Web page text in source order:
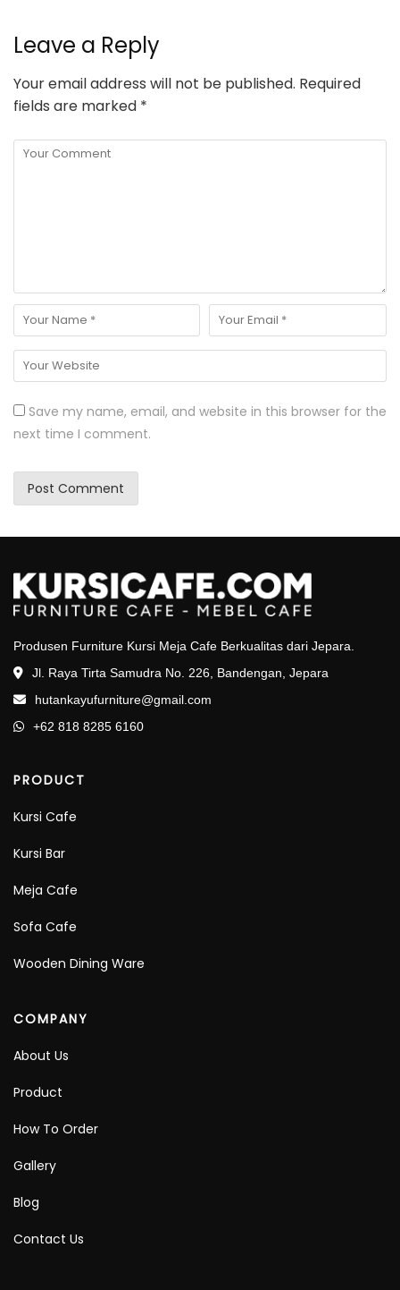
Leave a Reply
Your email address will not be published. Required
fields are marked *
Save my name, email, and website in this browser for the
next time I comment.
Produsen Furniture Kursi Meja Cafe Berkualitas dari Jepara.
Jl. Raya Tirta Samudra No. 226, Bandengan, Jepara
hutankayufurniture@gmail.com
+62 818 8285 6160
PRODUCT
Kursi Cafe
Kursi Bar
Meja Cafe
Sofa Cafe
Wooden Dining Ware
COMPANY
About Us
Product
How To Order
Gallery
Blog
Contact Us